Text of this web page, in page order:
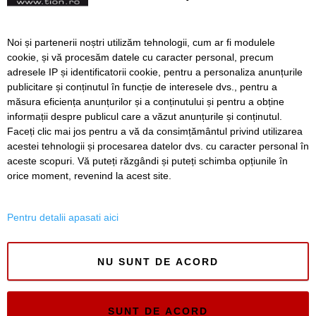
Strada Grigore T. Popa,
închisă până spre final de
noiembrie
Înapoi Înainte
SERVICII Redactia
Folosinta Cookie-urilor
Noi și partenerii noștri utilizăm tehnologii, cum ar fi modulele
cookie, și vă procesăm datele cu caracter personal, precum
adresele IP și identificatorii cookie, pentru a personaliza anunțurile
publicitare și conținutul în funcție de interesele dvs., pentru a
măsura eficiența anunțurilor și a conținutului și pentru a obține
informații despre publicul care a văzut anunțurile și conținutul.
Faceți clic mai jos pentru a vă da consimțământul privind utilizarea
acestei tehnologii și procesarea datelor dvs. cu caracter personal în
aceste scopuri. Vă puteți răzgândi și puteți schimba opțiunile în
orice moment, revenind la acest site.
Pentru detalii apasati aici
NU SUNT DE ACORD
SUNT DE ACORD